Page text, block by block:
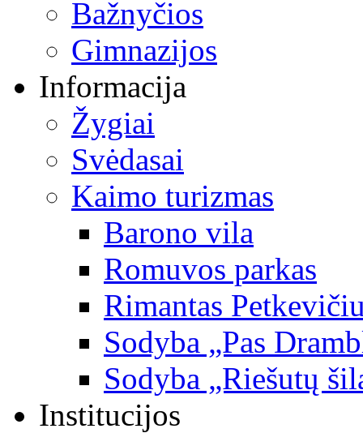
Bažnyčios
Gimnazijos
Informacija
Žygiai
Svėdasai
Kaimo turizmas
Barono vila
Romuvos parkas
Rimantas
Sodyba „Pas
Sodyba „Riešutų
Institucijos